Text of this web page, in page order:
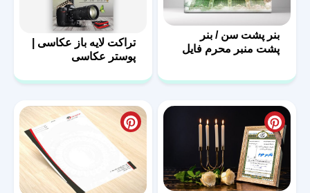
بنر پشت سن / بنر
پشت منبر محرم فایل
تراکت لایه باز عکاسی |
پوستر عکاسی